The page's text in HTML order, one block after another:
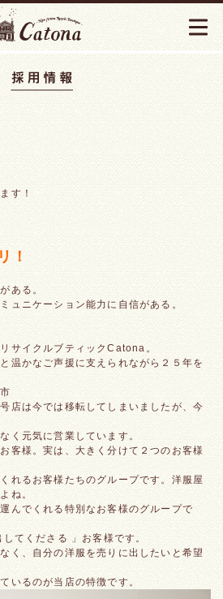
す！
！
ある。
ュニケーション能力に自信がある。
サイクルブティックCatona。
温かなご声援に支えられながら２５年を
店は今では移転してしまいましたが、今
く元気に営業しています。
客様。実は、大きく分けて２つのお客様
れるお客様たちのグループです。洋服屋
ね。
んでくれる特別なお客様のグループで
てくださる 」お客様です。
く、自分の洋服を売りに出したいと希望
いるのが当店の特徴です。